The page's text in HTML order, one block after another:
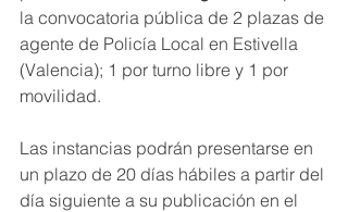
la convocatoria pública de 2 plazas de
agente de Policía Local en Estivella
(Valencia); 1 por turno libre y 1 por
movilidad.
Las instancias podrán presentarse en
un plazo de 20 días hábiles a partir del
día siguiente a su publicación en el